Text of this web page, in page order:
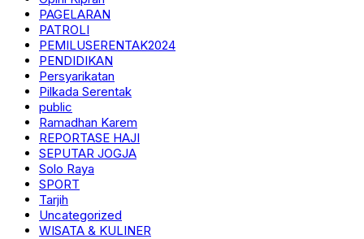
PAGELARAN
PATROLI
PEMILUSERENTAK2024
PENDIDIKAN
Persyarikatan
Pilkada Serentak
public
Ramadhan Karem
REPORTASE HAJI
SEPUTAR JOGJA
Solo Raya
SPORT
Tarjih
Uncategorized
WISATA & KULINER